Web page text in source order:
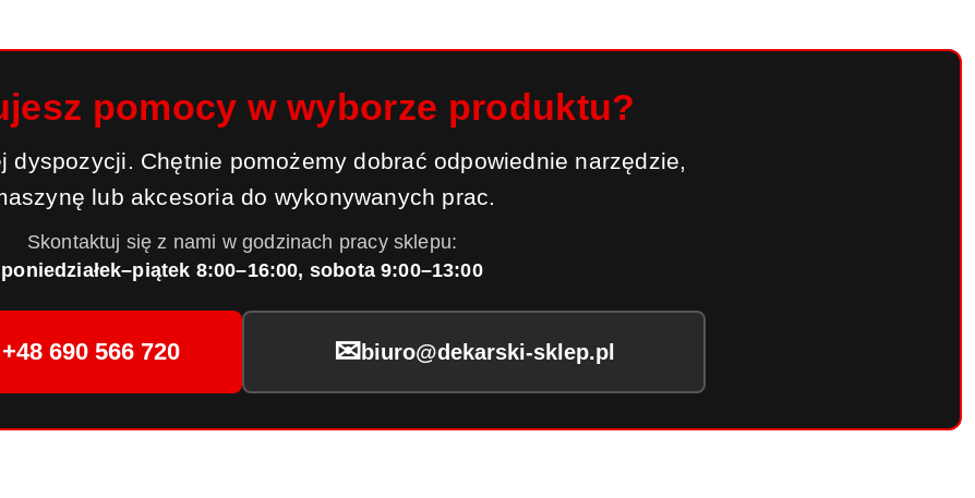
pomocy w wyborze produktu?
dyspozycji. Chętnie pomożemy dobrać odpowiednie narzędzie,
lub akcesoria do wykonywanych prac.
Skontaktuj się z nami w godzinach pracy sklepu:
poniedziałek–piątek 8:00–16:00, sobota 9:00–13:00
690 566 720 ✉ biuro@dekarski-sklep.pl